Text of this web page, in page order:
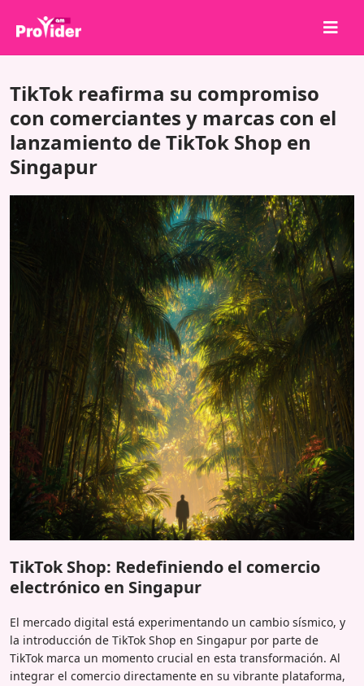
Iniciar sesión
Registrarse
Servicios
TikTok reafirma su compromiso
con comerciantes y marcas con el
lanzamiento de TikTok Shop en
Singapur
TikTok Shop: Redefiniendo el comercio
electrónico en Singapur
El mercado digital está experimentando un cambio sísmico, y
la introducción de TikTok Shop en Singapur por parte de
TikTok marca un momento crucial en esta transformación. Al
integrar el comercio directamente en su vibrante plataforma,